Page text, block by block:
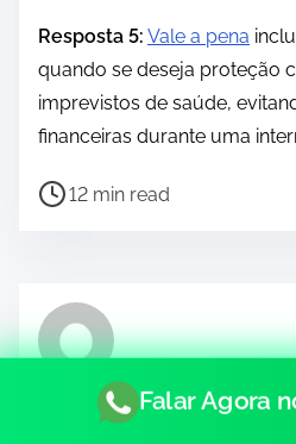
Resposta 5: Vale a pena
quando se deseja proteção
imprevistos de saúde,
financeiras durante uma
P
r
e
12 min read
Falar Agora